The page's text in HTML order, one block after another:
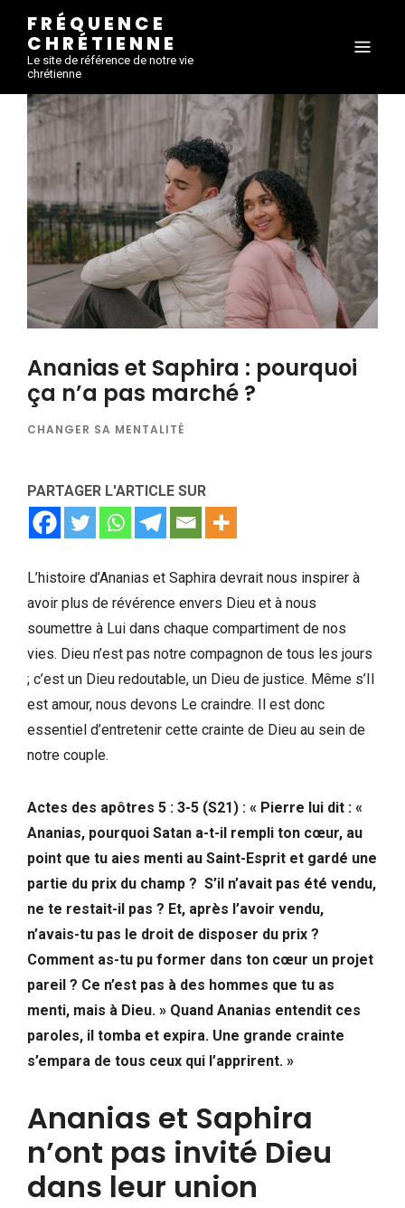
FRÉQUENCE
CHRÉTIENNE
Le site de référence de notre vie
chrétienne
Ananias et Saphira : pourquoi
ça n’a pas marché ?
CHANGER SA MENTALITÉ
PARTAGER L'ARTICLE SUR
L’histoire d’Ananias et Saphira devrait nous inspirer à
avoir plus de révérence envers Dieu et à nous
soumettre à Lui dans chaque compartiment de nos
vies. Dieu n’est pas notre compagnon de tous les jours
; c’est un Dieu redoutable, un Dieu de justice. Même s’Il
est amour, nous devons Le craindre. Il est donc
essentiel d’entretenir cette crainte de Dieu au sein de
notre couple.
Actes des apôtres 5 : 3-5 (S21) : « Pierre lui dit : «
Ananias, pourquoi Satan a-t-il rempli ton cœur, au
point que tu aies menti au Saint-Esprit et gardé une
partie du prix du champ ? S’il n’avait pas été vendu,
ne te restait-il pas ? Et, après l’avoir vendu,
n’avais-tu pas le droit de disposer du prix ?
Comment as-tu pu former dans ton cœur un projet
pareil ? Ce n’est pas à des hommes que tu as
menti, mais à Dieu. » Quand Ananias entendit ces
paroles, il tomba et expira. Une grande crainte
s’empara de tous ceux qui l’apprirent. »
Ananias et Saphira
n’ont pas invité Dieu
dans leur union